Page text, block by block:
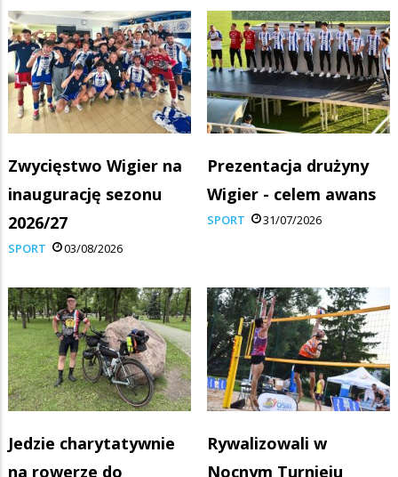
Zwycięstwo Wigier na
inaugurację sezonu
2026/27
SPORT 03/08/2026
Prezentacja drużyny
Wigier - celem awans
SPORT 31/07/2026
Jedzie charytatywnie
na rowerze do
Rywalizowali w
Nocnym Turnieju